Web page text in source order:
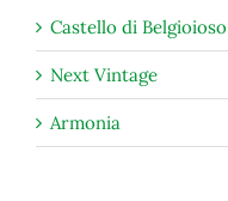
Castello di Belgioioso
Next Vintage
Armonia